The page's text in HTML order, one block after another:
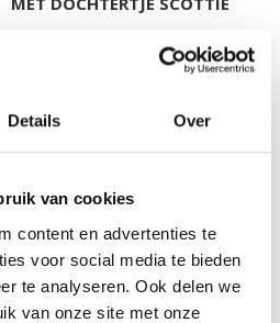
Details Over
van cookies
content en advertenties te
voor social media te bieden
te analyseren. Ook delen we
van onze site met onze
KIM KÖTTER DEELT PRACHTIGE
GEZINSFOTO MET HAAR
JOSJE HUISMAN SHOWT
BABYBUIK OP IBIZA